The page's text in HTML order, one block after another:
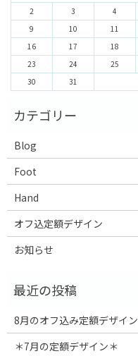
2
3 4
9
10 11
16
17 18
23
24 25
30
31
Blog
Foot
Hand
オフ込定額デザイン
お知らせ
8月のオフ込み定額デザイン
＊7月の定額デザイン＊